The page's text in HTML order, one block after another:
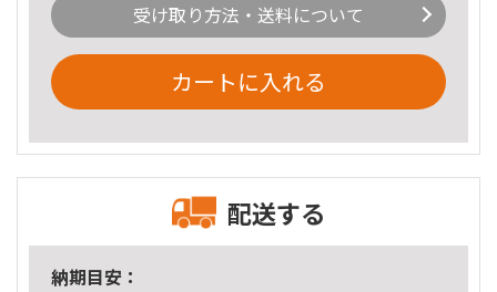
受け取り方法・送料について
カートに入れる
配送する
納期目安：